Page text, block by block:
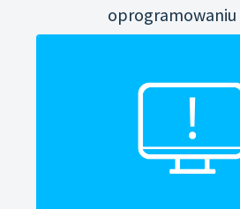
oprogramowaniu